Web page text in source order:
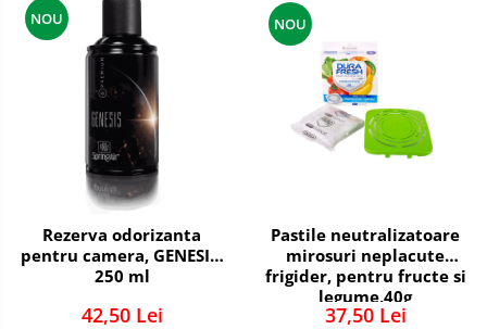
Vopsea de par
Recomandarea DAXI
Jocuri&Puzzle,jucarii,periferice PC
Produse brand DAXI
Daxi Probiotic
% REDUCERI PRODUSE
Articole ingrijire incaltaminte
Jocuri & Divertisment
Papetarie si Creativitate
PetShop
NOU
Rezerva odorizanta
pentru camera, GENESIS,
250 ml
42,50 Lei
NOU
Pastile neutralizatoare
mirosuri neplacute
frigider, pentru fructe si
legume,40g
37,50 Lei